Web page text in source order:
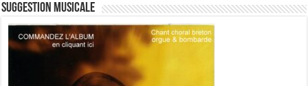
Suggestion musicale